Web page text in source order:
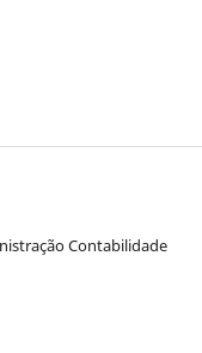
Contabilidade